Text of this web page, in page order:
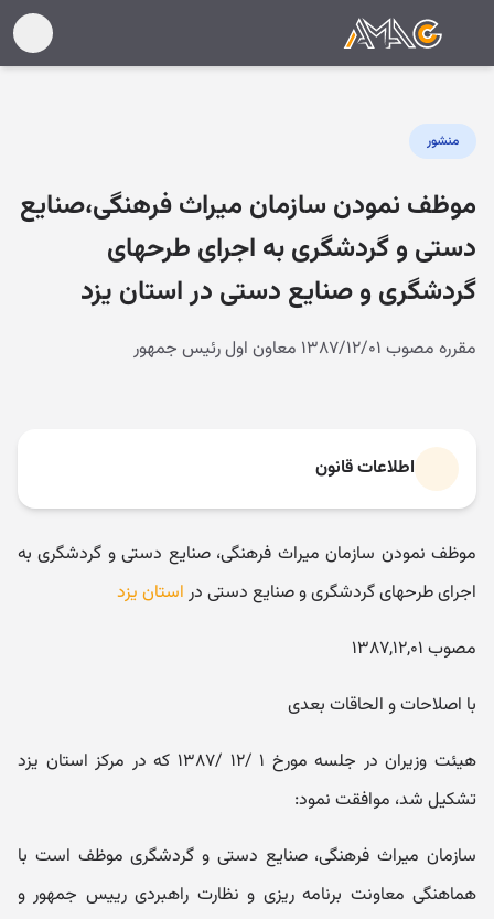
منشور
موظف نمودن سازمان میراث فرهنگی،صنایع
دستی و گردشگری به اجرای طرحهای
گردشگری و صنایع دستی در استان یزد
مقرره مصوب ۱۳۸۷/۱۲/۰۱ معاون اول رئیس جمهور
اطلاعات قانون
موظف نمودن سازمان میراث فرهنگی، صنایع دستی و گردشگری به
اجرای طرحهای گردشگری و صنایع دستی در استان یزد
مصوب ۱۳۸۷,۱۲,۰۱
با اصلاحات و الحاقات بعدی
هیئت وزیران در جلسه مورخ ۱ /۱۲ /۱۳۸۷ که در مرکز استان یزد
تشکیل شد، موافقت نمود:
سازمان میراث فرهنگی، صنایع دستی و گردشگری موظف است با
هماهنگی معاونت برنامه ریزی و نظارت راهبردی رییس جمهور و